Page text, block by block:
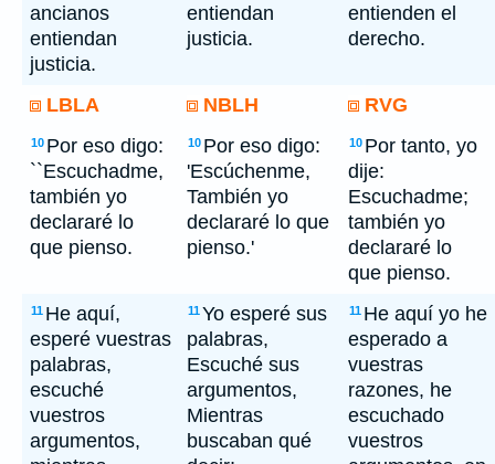
ancianos
entiendan
justicia.
entiendan
justicia.
entienden el
derecho.
LBLA NBLH RVG
10 Por eso digo:
``Escuchadme,
también yo
declararé lo
que pienso.
10 Por eso digo:
'Escúchenme,
También yo
declararé lo que
pienso.'
10 Por tanto, yo
dije:
Escuchadme;
también yo
declararé lo
que pienso.
11 He aquí,
esperé vuestras
palabras,
escuché
vuestros
argumentos,
11Yo esperé sus
palabras,
Escuché sus
argumentos,
Mientras
buscaban qué
11 He aquí yo he
esperado a
vuestras
razones, he
escuchado
vuestros